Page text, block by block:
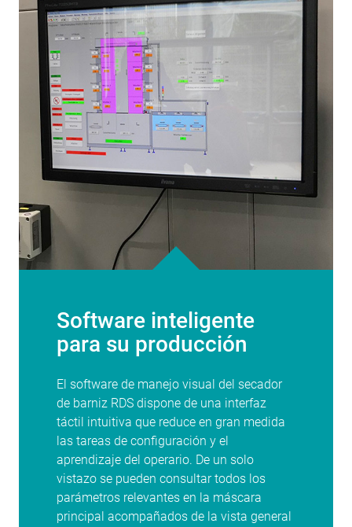
Software inteligente
para su producción
El software de manejo visual del secador
de barniz RDS dispone de una interfaz
táctil intuitiva que reduce en gran medida
las tareas de configuración y el
aprendizaje del operario. De un solo
vistazo se pueden consultar todos los
parámetros relevantes en la máscara
principal acompañados de la vista general